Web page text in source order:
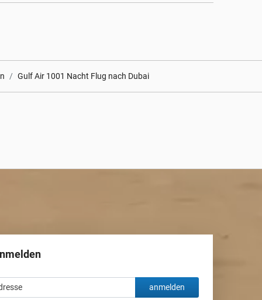
Gulf Air 1001 Nacht Flug nach Dubai
anmelden